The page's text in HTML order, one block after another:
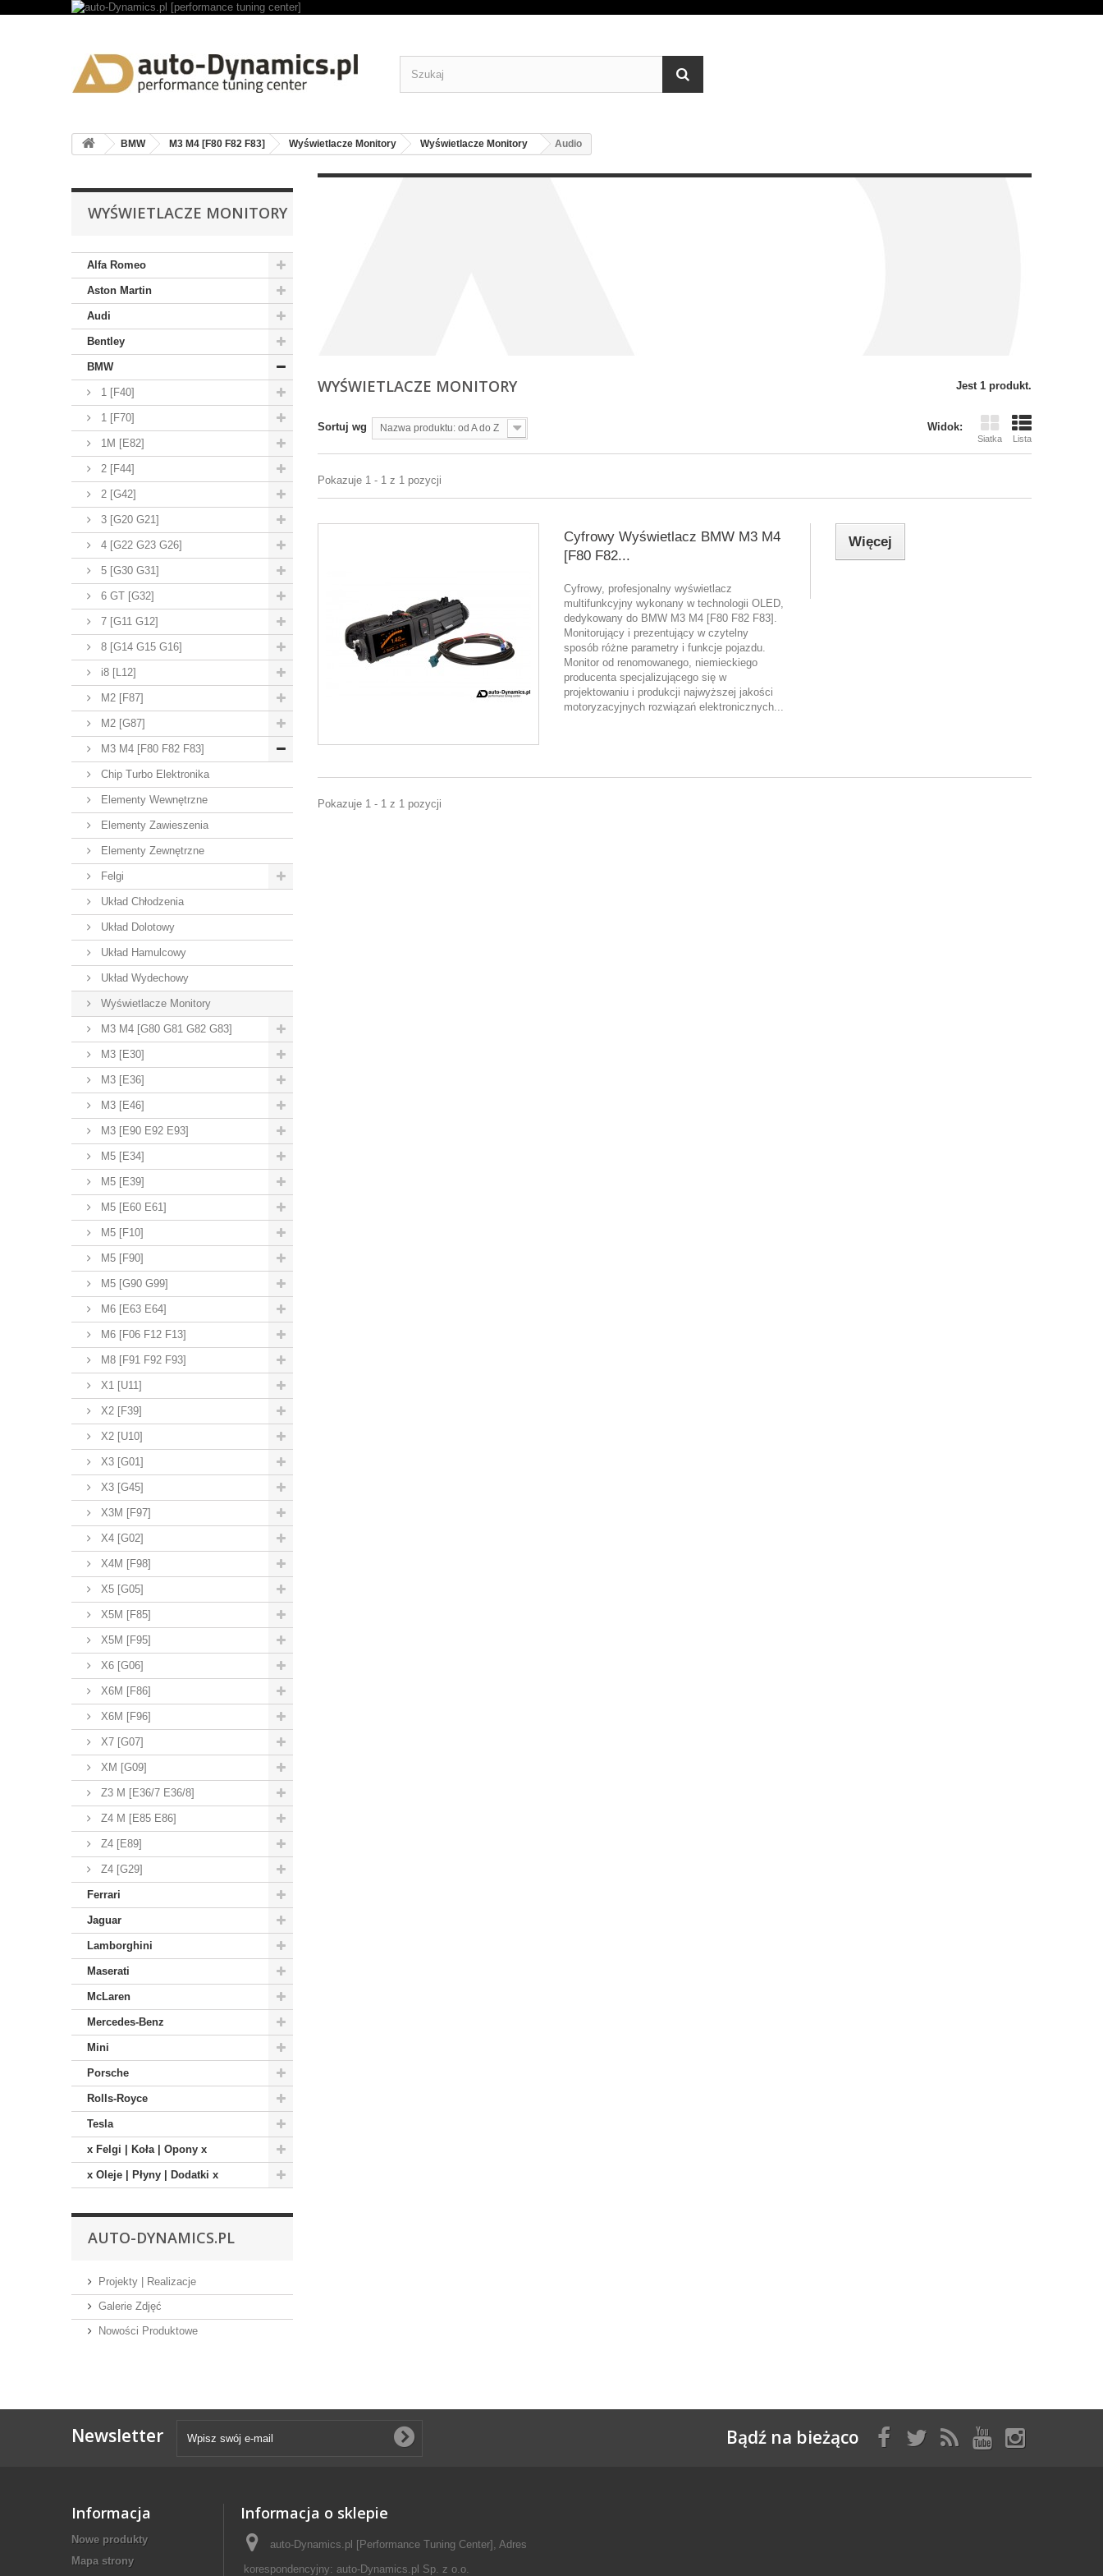
BMW M3 M4 [F80 F82 F83] Wyświetlacze Monitory Wyświetlacze Monitory Audio
WYŚWIETLACZE MONITORY
Alfa Romeo
Aston Martin
Audi
Bentley
BMW
1 [F40]
1 [F70]
1M [E82]
2 [F44]
2 [G42]
3 [G20 G21]
4 [G22 G23 G26]
5 [G30 G31]
6 GT [G32]
7 [G11 G12]
8 [G14 G15 G16]
i8 [L12]
M2 [F87]
M2 [G87]
M3 M4 [F80 F82 F83]
Chip Turbo Elektronika
Elementy Wewnętrzne
Elementy Zawieszenia
Elementy Zewnętrzne
Felgi
Układ Chłodzenia
Układ Dolotowy
Układ Hamulcowy
Układ Wydechowy
Wyświetlacze Monitory
M3 M4 [G80 G81 G82 G83]
M3 [E30]
M3 [E36]
M3 [E46]
M3 [E90 E92 E93]
M5 [E34]
M5 [E39]
M5 [E60 E61]
M5 [F10]
M5 [F90]
M5 [G90 G99]
M6 [E63 E64]
M6 [F06 F12 F13]
M8 [F91 F92 F93]
X1 [U11]
X2 [F39]
X2 [U10]
X3 [G01]
X3 [G45]
X3M [F97]
X4 [G02]
X4M [F98]
X5 [G05]
X5M [F85]
X5M [F95]
X6 [G06]
X6M [F86]
X6M [F96]
X7 [G07]
XM [G09]
Z3 M [E36/7 E36/8]
Z4 M [E85 E86]
Z4 [E89]
Z4 [G29]
Ferrari
Jaguar
Lamborghini
Maserati
McLaren
Mercedes-Benz
Mini
Porsche
Rolls-Royce
Tesla
x Felgi | Koła | Opony x
x Oleje | Płyny | Dodatki x
AUTO-DYNAMICS.PL
Projekty | Realizacje
Galerie Zdjęć
Nowości Produktowe
WYŚWIETLACZE MONITORY Jest 1 produkt.
Widok:
Siatka Lista
Sortuj wg Nazwa produktu: od A do Z
Pokazuje 1 - 1 z 1 pozycji
Cyfrowy Wyświetlacz BMW M3 M4
[F80 F82...
Cyfrowy, profesjonalny wyświetlacz
multifunkcyjny wykonany w technologii OLED,
dedykowany do BMW M3 M4 [F80 F82 F83].
Monitorujący i prezentujący w czytelny
sposób różne parametry i funkcje pojazdu.
Monitor od renomowanego, niemieckiego
producenta specjalizującego się w
projektowaniu i produkcji najwyższej jakości
motoryzacyjnych rozwiązań elektronicznych...
Więcej
Pokazuje 1 - 1 z 1 pozycji
Newsletter Bądź na bieżąco
Informacja
Nowe produkty
Mapa strony
Informacja o sklepie
auto-Dynamics.pl [Performance Tuning Center], Adres
korespondencyjny: auto-Dynamics.pl Sp. z o.o.